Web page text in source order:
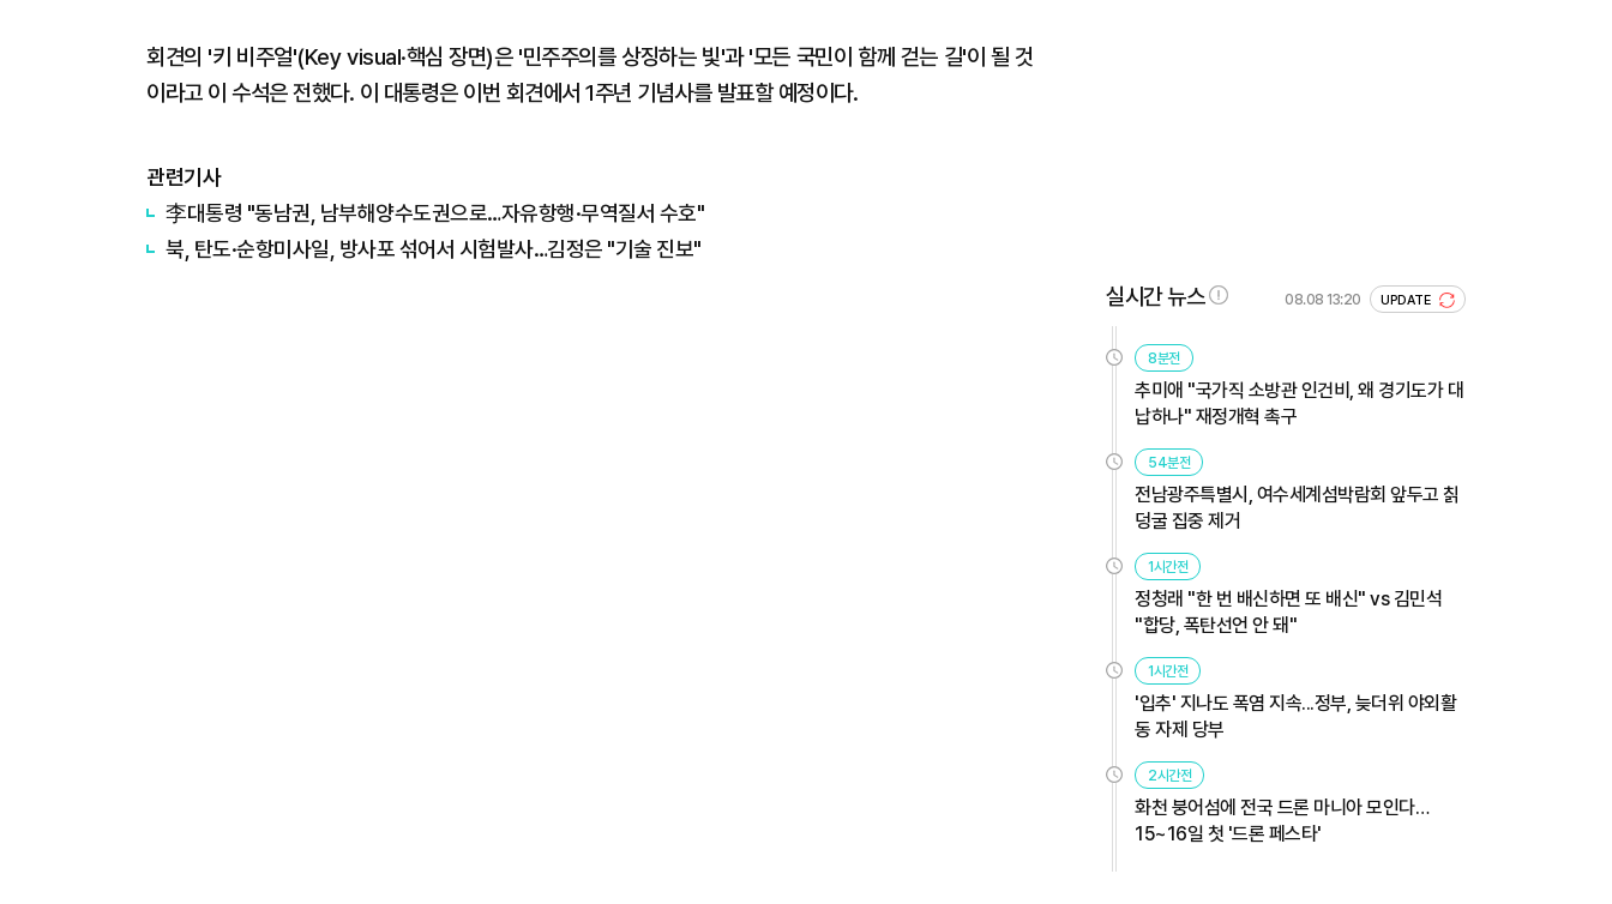
회견의 '키 비주얼'(Key visual·핵심 장면)은 '민주주의를 상징하는 빛'과 '모든 국민이 함께 걷는 길'이 될 것
이라고 이 수석은 전했다. 이 대통령은 이번 회견에서 1주년 기념사를 발표할 예정이다.
관련기사
李대통령 "동남권, 남부해양수도권으로…자유항행·무역질서 수호"
북, 탄도·순항미사일, 방사포 섞어서 시험발사…김정은 "기술 진보"
실시간 뉴스 08.08 13:20 UPDATE
8분전
추미애 "국가직 소방관 인건비, 왜 경기도가 대
납하나" 재정개혁 촉구
54분전
전남광주특별시, 여수세계섬박람회 앞두고 칡
덩굴 집중 제거
1시간전
정청래 "한 번 배신하면 또 배신" vs 김민석
"합당, 폭탄선언 안 돼"
1시간전
'입추' 지나도 폭염 지속...정부, 늦더위 야외활
동 자제 당부
2시간전
화천 붕어섬에 전국 드론 마니아 모인다…
15~16일 첫 '드론 페스타'